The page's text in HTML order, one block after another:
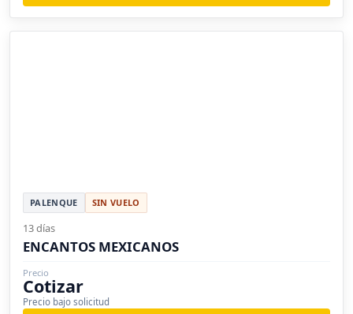
PALENQUE SIN VUELO
13 días
ENCANTOS MEXICANOS
Precio
Cotizar
Precio bajo solicitud